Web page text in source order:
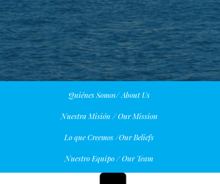
Quiénes Somos/ About Us
Nuestra Misión / Our Mission
Lo que Creemos /Our Beliefs
Nuestro Equipo / Our Team